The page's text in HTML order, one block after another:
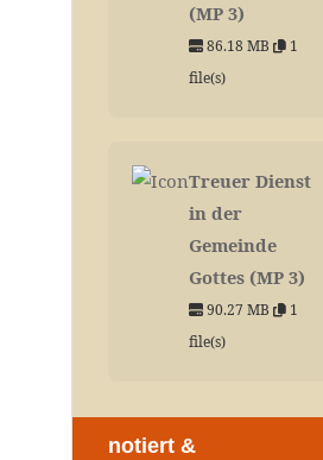
(MP 3)
86.18 MB
1
file(s)
Treuer Dienst
in der
Gemeinde
Gottes (MP 3)
90.27 MB
1
file(s)
notiert &